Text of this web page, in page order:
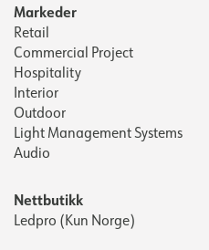
Markeder
Retail
Commercial Project
Hospitality
Interior
Outdoor
Light Management Systems
Audio
Nettbutikk
Ledpro (Kun Norge)